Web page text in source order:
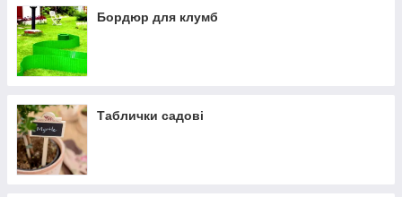
Бордюр для клумб
Таблички садові